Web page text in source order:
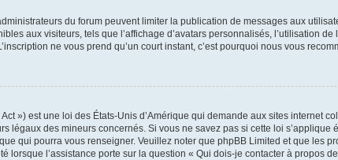
du forum peuvent limiter la publication de messages aux
aux visiteurs, tels que l’affichage d’avatars personnalisés, l’utilisation
ne vous prend qu’un court instant, c’est pourquoi nous vous
») est une loi des États-Unis d’Amérique qui demande aux sites internet
légaux des mineurs concernés. Si vous ne savez pas si cette loi
qui pourra vous renseigner. Veuillez noter que phpBB Limited et que les
lorsque l’assistance porte sur la question « Qui dois-je contacter à propos